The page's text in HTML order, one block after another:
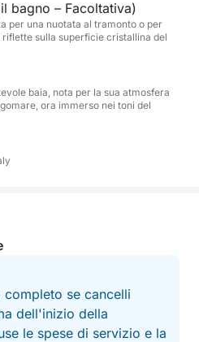
con calma, lasciandoti
tranquilla mentre la costa
arancioni e viola.
tour è il perfetto
e tranquillità. A
affollate, il Gommone
più personale e
piccoli gruppi o
con l'Etna che si
stiate festeggiando
questo è il vostro
allo spettacolo più
il tramonto sul mare.
bagno – Facoltativa)
per una nuotata al tramonto o per
sulla superficie cristallina del
baia, nota per la sua atmosfera
ora immerso nei toni del
se cancelli
dell'inizio della
le spese di servizio e la